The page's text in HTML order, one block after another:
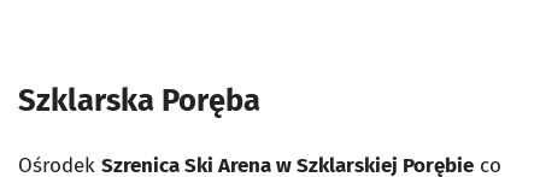
Szklarska Poręba
Ośrodek Szrenica Ski Arena w Szklarskiej Porębie co